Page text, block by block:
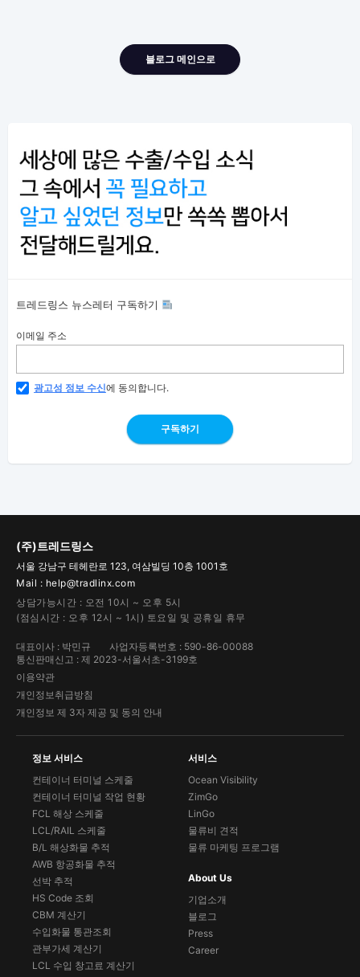
비
게
블로그 메인으로
트레드링스 뉴스레터 구독하기
이메일 주소
광고성 정보 수신에 동의합니다.
구독하기
(주)트레드링스
서울 강남구 테헤란로 123, 여삼빌딩 10층 1001호
Mail : help@tradlinx.com
상담가능시간 : 오전 10시 ~ 오후 5시
(점심시간 : 오후 12시 ~ 1시) 토요일 및 공휴일 휴무
대표이사 : 박민규
사업자등록번호 : 590-86-00088
통신판매신고 : 제 2023-서울서초-3199호
이용약관
개인정보취급방침
개인정보 제 3자 제공 및 동의 안내
정보 서비스
컨테이너 터미널 스케줄
컨테이너 터미널 작업 현황
FCL 해상 스케줄
LCL/RAIL 스케줄
B/L 해상화물 추적
AWB 항공화물 추적
선박 추적
HS Code 조회
CBM 계산기
수입화물 통관조회
관부가세 계산기
LCL 수입 창고료 계산기
서비스
Ocean Visibility
ZimGo
LinGo
물류비 견적
물류 마케팅 프로그램
About Us
기업소개
블로그
Press
Career